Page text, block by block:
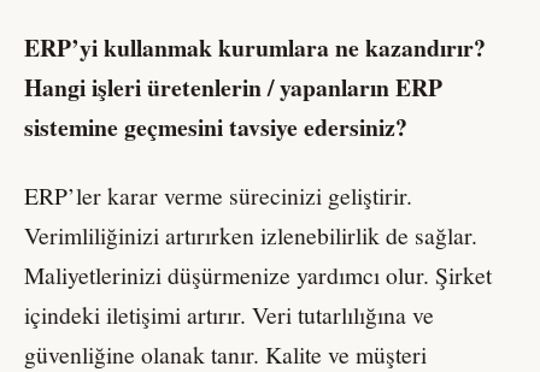
ERP’yi kullanmak kurumlara ne kazandırır?
Hangi işleri üretenlerin / yapanların ERP
sistemine geçmesini tavsiye edersiniz?
ERP’ler karar verme sürecinizi geliştirir.
Verimliliğinizi artırırken izlenebilirlik de sağlar.
Maliyetlerinizi düşürmenize yardımcı olur. Şirket
içindeki iletişimi artırır. Veri tutarlılığına ve
güvenliğine olanak tanır. Kalite ve müşteri